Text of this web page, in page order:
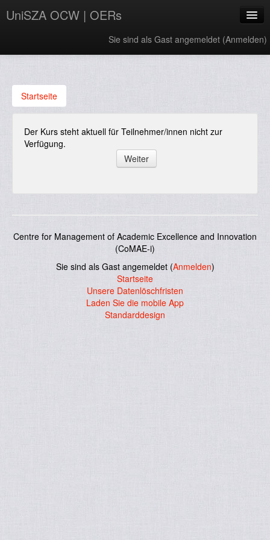
UniSZA OCW | OERs
Sie sind als Gast angemeldet (Anmelden)
e-Aduan
e-Learning Website
UniSZA Website
Startseite
Der Kurs steht aktuell für Teilnehmer/innen nicht zur
Verfügung.
Centre for Management of Academic Excellence and Innovation
(CoMAE-i)
Sie sind als Gast angemeldet (Anmelden)
Startseite
Unsere Datenlöschfristen
Laden Sie die mobile App
Standarddesign